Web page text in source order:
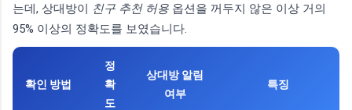
는데, 상대방이 친구 추천 허용 옵션을 꺼두지 않은 이상 거의
95% 이상의 정확도를 보였습니다.
확인 방법
정
확
도
상대방 알림
여부
특징